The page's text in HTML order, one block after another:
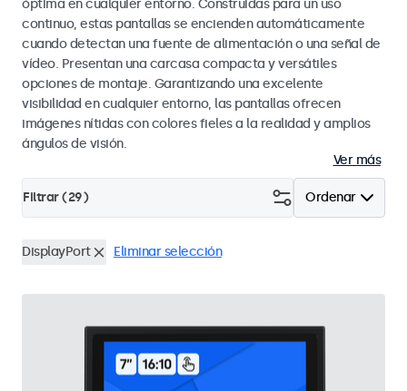
óptima en cualquier entorno. Construidas para un uso
continuo, estas pantallas se encienden automáticamente
cuando detectan una fuente de alimentación o una señal de
vídeo. Presentan una carcasa compacta y versátiles
opciones de montaje. Garantizando una excelente
visibilidad en cualquier entorno, las pantallas ofrecen
imágenes nítidas con colores fieles a la realidad y amplios
ángulos de visión.
Ver más
Ordenar
Filtrar (29)
DisplayPort Eliminar selección